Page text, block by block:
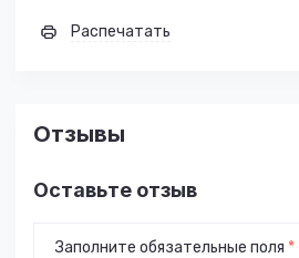
Распечатать
Отзывы
Оставьте отзыв
Заполните обязательные поля *